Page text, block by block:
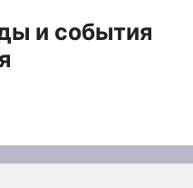
и события